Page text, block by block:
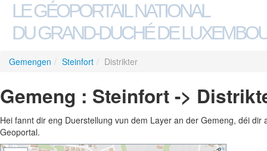
LE GÉOPORTAIL NATIONAL
DU GRAND-DUCHÉ DE
Gemengen / Steinfort / Distrikter
Gemeng : Steinfort ->
Hei fannt dir eng Duerstellung vun dem Layer an der Gemeng, déi
Geoportal.